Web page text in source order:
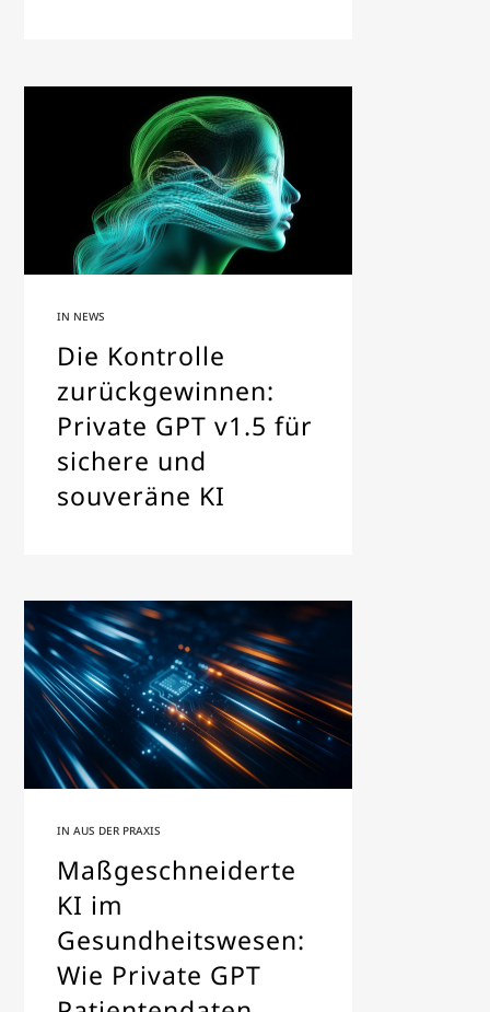
IN NEWS
Die Kontrolle
zurückgewinnen:
Private GPT v1.5 für
sichere und
souveräne KI
INAUS DER PRAXIS
Maßgeschneiderte
KI im
Gesundheitswesen:
Wie Private GPT